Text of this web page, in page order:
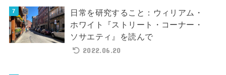
日常を研究すること：ウィリアム・
ホワイト『ストリート・コーナー・
ソサエティ』を読んで
2022.06.20